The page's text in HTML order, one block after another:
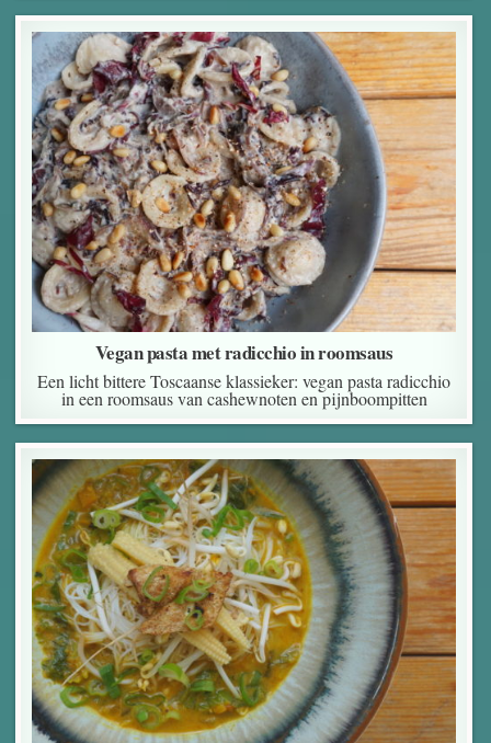
Vegan pasta met radicchio in roomsaus
Een licht bittere Toscaanse klassieker: vegan pasta radicchio
in een roomsaus van cashewnoten en pijnboompitten